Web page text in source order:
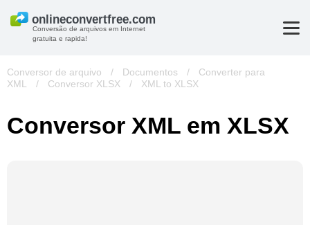
Conversão de arquivos em Internet
gratuita e rapida!
Conversor de arquivo / Documentos /
Converter para
XML
/ Conversor XLSX / XML to XLSX
Conversor XML em XLSX